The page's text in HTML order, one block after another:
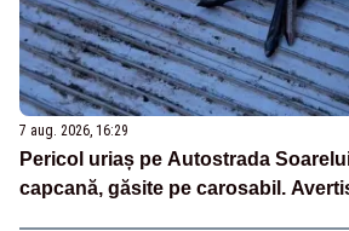
7 aug. 2026, 16:29
Pericol uriaș pe Autostrada
capcană, găsite pe carosabil.